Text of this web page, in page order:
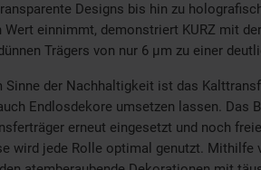
Designs bis hin zu
Wert einnimmt, demonstriert KURZ mit
Trägers von nur 6 µm zu einer
Sinne der Nachhaltigkeit ist das
Endlosdekore umsetzen lassen. Das
erneut eingesetzt und noch
wird jede Rolle optimal genutzt. Mithilfe